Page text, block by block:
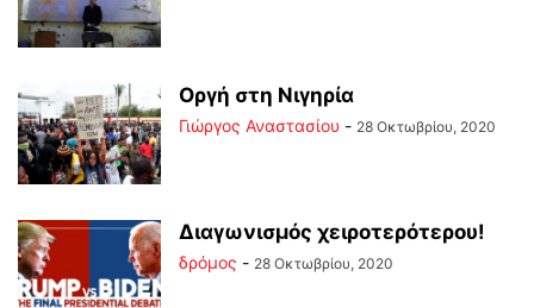
Οργή στη Νιγηρία
Γιώργος Αναστασίου - 28 Οκτωβρίου, 2020
Διαγωνισμός χειροτερότερου!
δρόμος - 28 Οκτωβρίου, 2020